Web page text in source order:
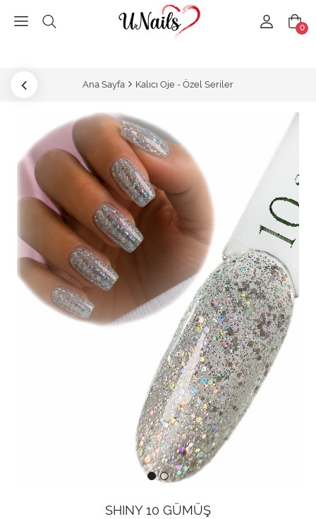
0
Ana Sayfa Kalıcı Oje - Özel Seriler
SHINY 10 GÜMÜŞ